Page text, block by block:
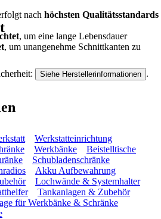
nach höchsten Qualitätsstandards
, um eine lange Lebensdauer
, um unangenehme Schnittkanten zu
Siehe Herstellerinformationen .
Werkstatteinrichtung
Werkbänke
Beistelltische
Schubladenschränke
Akku Aufbewahrung
Lochwände & Systemhalter
Tankanlagen & Zubehör
für Werkbänke & Schränke